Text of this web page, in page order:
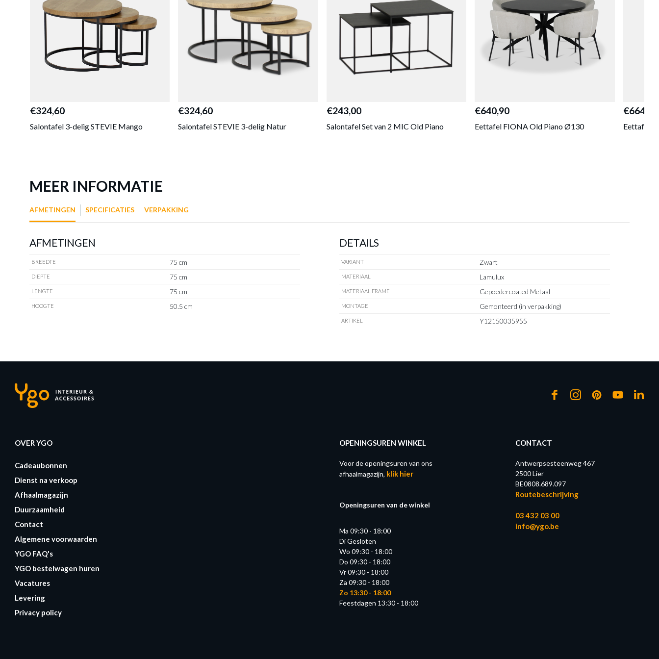
€324,60
Salontafel 3-delig STEVIE Mango
€324,60
Salontafel STEVIE 3-delig Natur
€243,00
Salontafel Set van 2 MIC Old Piano
€640,90
Eettafel FIONA Old Piano Ø130
€664,70
Eettafel
MEER INFORMATIE
AFMETINGEN SPECIFICATIES VERPAKKING
AFMETINGEN
BREEDTE 75 cm
DIEPTE 75 cm
LENGTE 75 cm
HOOGTE 50.5 cm
DETAILS
VARIANT Zwart
MATERIAAL Lamulux
MATERIAAL FRAME Gepoedercoated Metaal
MONTAGE Gemonteerd (in verpakking)
ARTIKEL Y12150035955
OVER YGO
Cadeaubonnen
Dienst na verkoop
Afhaalmagazijn
Duurzaamheid
Contact
Algemene voorwaarden
YGO FAQ's
YGO bestelwagen huren
Vacatures
Levering
Privacy policy
OPENINGSUREN WINKEL
Voor de openingsuren van ons
afhaalmagazijn, klik hier
Openingsuren van de winkel
Ma 09:30 - 18:00
Di Gesloten
Wo 09:30 - 18:00
Do 09:30 - 18:00
Vr 09:30 - 18:00
Za 09:30 - 18:00
Zo 13:30 - 18:00
Feestdagen 13:30 - 18:00
CONTACT
Antwerpsesteenweg 467
2500 Lier
BE0808.689.097
Routebeschrijving
03 432 03 00
info@ygo.be